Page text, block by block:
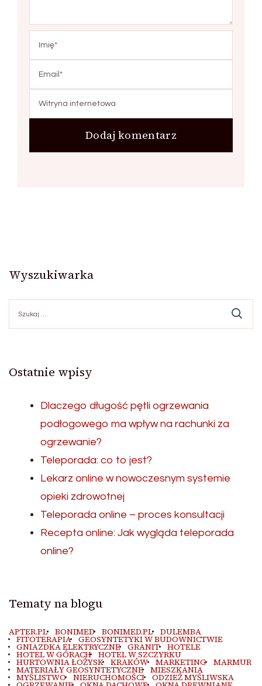
Wyszukiwarka
Ostatnie wpisy
Dlaczego długość pętli ogrzewania
podłogowego ma wpływ na rachunki za
ogrzewanie?
Teleporada: co to jest?
Lekarz online w nowoczesnym systemie
opieki zdrowotnej
Teleporada online – proces konsultacji
Recepta online: Jak wygląda teleporada
online?
Tematy na blogu
APTER.PL BONIMED BONIMED.PL DULEMBA
FITOTERAPIA GEOSYNTETYKI W BUDOWNICTWIE
GNIAZDKA ELEKTRYCZNE GRANIT HOTELE
HOTEL W GÓRACH HOTEL W SZCZYRKU
HURTOWNIA ŁOŻYSK KRAKÓW MARKETING MARMUR
MATERIAŁY GEOSYNTETYCZNE MIESZKANIA
MYŚLISTWO NIERUCHOMOŚCI ODZIEŻ MYŚLIWSKA